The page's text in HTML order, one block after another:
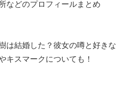
拠の形が弱いまま広がること
」検索の内容について事実と
う趣旨で投稿したことがある
などのプロフィールまとめ
は結婚した？彼女の噂と好きな
キスマークについても！